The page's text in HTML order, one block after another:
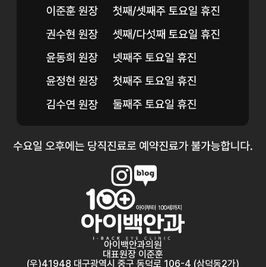
아이백안과의원
대표원장 이준훈
(우)41948 대구광역시 중구 동덕로 106-4 (삼덕동2가)